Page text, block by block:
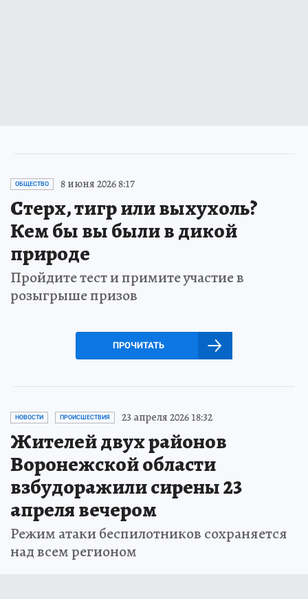
ОБЩЕСТВО 8 июня 2026 8:17
Стерх, тигр или выхухоль?
Кем бы вы были в дикой
природе
Пройдите тест и примите участие в
розыгрыше призов
ПРОЧИТАТЬ
НОВОСТИ ПРОИСШЕСТВИЯ 23 апреля 2026 18:32
Жителей двух районов
Воронежской области
взбудоражили сирены 23
апреля вечером
Режим атаки беспилотников сохраняется
над всем регионом